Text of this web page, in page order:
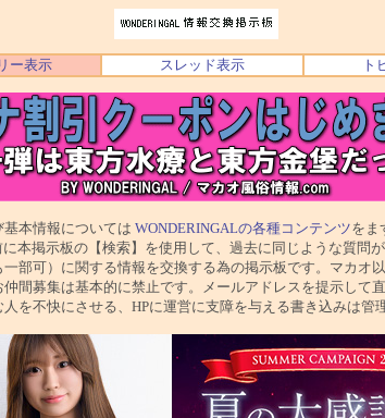
ー表示 スレッド表示 ト
報については WONDERINGALの各種コンテンツをま
の【検索】を使用して、過去に同じような質問がな
関する情報を交換する為の掲示板です。マカオ以外
基本的に禁止です。メールアドレスを提示して直接
させる、HPに運営に支障を与える書き込みは管理